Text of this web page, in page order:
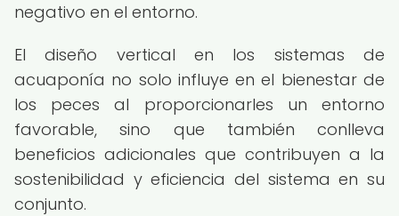
negativo en el entorno.
El diseño vertical en los sistemas de
acuaponía no solo influye en el bienestar de
los peces al proporcionarles un entorno
favorable, sino que también conlleva
beneficios adicionales que contribuyen a la
sostenibilidad y eficiencia del sistema en su
conjunto.